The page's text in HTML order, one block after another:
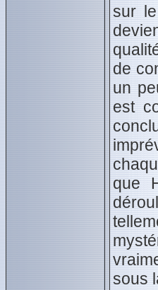
sur
de
un
est
que
sous